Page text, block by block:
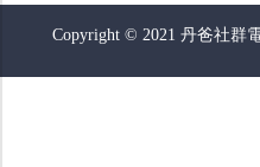
Copyright © 2021 丹爸社群